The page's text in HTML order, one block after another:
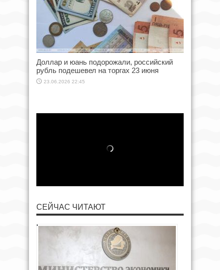
Доллар и юань подорожали, российский
рубль подешевел на торгах 23 июня
23.06.2026 22:45
СЕЙЧАС ЧИТАЮТ